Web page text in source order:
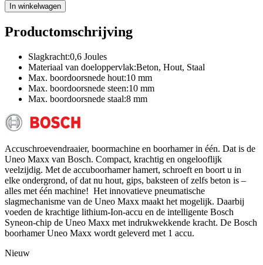
In winkelwagen
Productomschrijving
Slagkracht:0,6 Joules
Materiaal van doeloppervlak:Beton, Hout, Staal
Max. boordoorsnede hout:10 mm
Max. boordoorsnede steen:10 mm
Max. boordoorsnede staal:8 mm
Accuschroevendraaier, boormachine en boorhamer in één. Dat is de
Uneo Maxx van Bosch. Compact, krachtig en ongelooflijk
veelzijdig. Met de accuboorhamer hamert, schroeft en boort u in
elke ondergrond, of dat nu hout, gips, baksteen of zelfs beton is –
alles met één machine! Het innovatieve pneumatische
slagmechanisme van de Uneo Maxx maakt het mogelijk. Daarbij
voeden de krachtige lithium-Ion-accu en de intelligente Bosch
Syneon-chip de Uneo Maxx met indrukwekkende kracht. De Bosch
boorhamer Uneo Maxx wordt geleverd met 1 accu.
Nieuw